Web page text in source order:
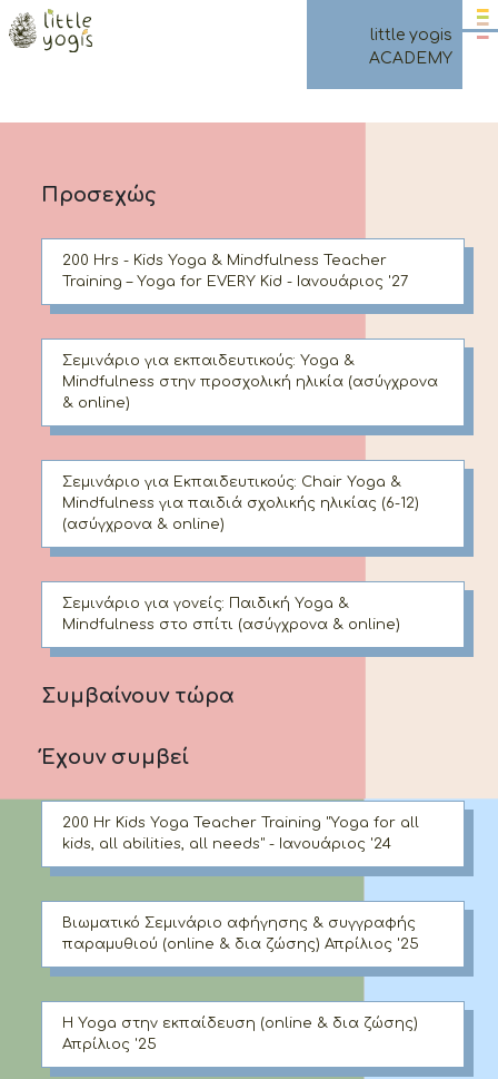
επικοινωνία
Προσεχώς
200 Hrs - Kids Yoga & Mindfulness Teacher
Training – Yoga for EVERY Kid - Ιανουάριος '27
Σεμινάριο για εκπαιδευτικούς: Yoga &
Mindfulness στην προσχολική ηλικία (ασύγχρονα
& online)
Σεμινάριο για Εκπαιδευτικούς: Chair Yoga &
Mindfulness για παιδιά σχολικής ηλικίας (6-12)
(ασύγχρονα & online)
Σεμινάριο για γονείς: Παιδική Yoga &
Mindfulness στο σπίτι (ασύγχρονα & online)
Συμβαίνουν τώρα
Έχουν συμβεί
200 Hr Kids Yoga Teacher Training "Yoga for all
kids, all abilities, all needs" - Ιανουάριος '24
Βιωματικό Σεμινάριο αφήγησης & συγγραφής
παραμυθιού (online & δια ζώσης) Απρίλιος '25
Η Yoga στην εκπαίδευση (online & δια ζώσης)
Απρίλιος '25
little yogis
ACADEMY